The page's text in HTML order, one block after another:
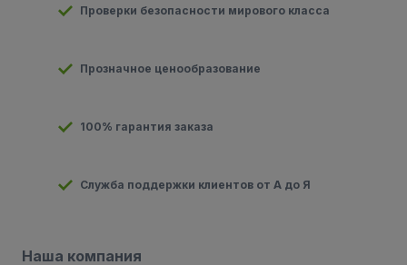
Проверки безопасности мирового класса
Прозначное ценообразование
100% гарантия заказа
Служба поддержки клиентов от А до Я
Наша компания